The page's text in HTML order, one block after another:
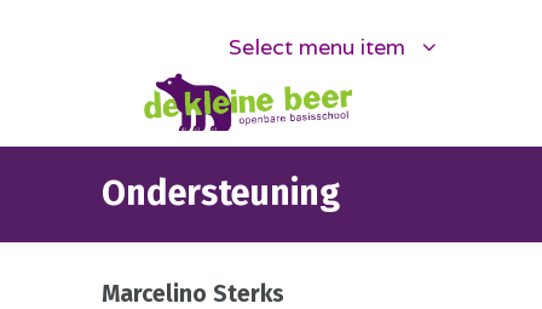
Select menu item
Ondersteuning
Marcelino Sterks